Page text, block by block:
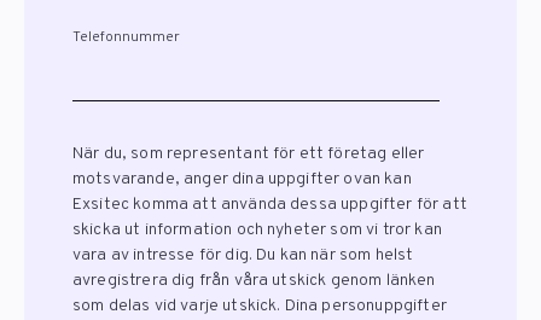
Telefonnummer
När du, som representant för ett företag eller
motsvarande, anger dina uppgifter ovan kan
Exsitec komma att använda dessa uppgifter för att
skicka ut information och nyheter som vi tror kan
vara av intresse för dig. Du kan när som helst
avregistrera dig från våra utskick genom länken
som delas vid varje utskick. Dina personuppgifter